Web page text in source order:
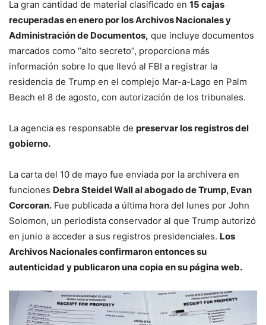
La gran cantidad de material clasificado en 15 cajas
recuperadas en enero por los Archivos Nacionales y
Administración de Documentos, que incluye documentos
marcados como “alto secreto”, proporciona más
información sobre lo que llevó al FBI a registrar la
residencia de Trump en el complejo Mar-a-Lago en Palm
Beach el 8 de agosto, con autorización de los tribunales.
La agencia es responsable de preservar los registros del
gobierno.
La carta del 10 de mayo fue enviada por la archivera en
funciones Debra Steidel Wall al abogado de Trump, Evan
Corcoran. Fue publicada a última hora del lunes por John
Solomon, un periodista conservador al que Trump autorizó
en junio a acceder a sus registros presidenciales. Los
Archivos Nacionales confirmaron entonces su
autenticidad y publicaron una copia en su página web.